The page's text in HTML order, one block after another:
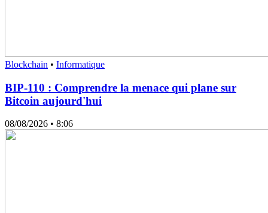
Blockchain • Informatique
BIP-110 : Comprendre la menace qui plane sur
Bitcoin aujourd'hui
08/08/2026 • 8:06